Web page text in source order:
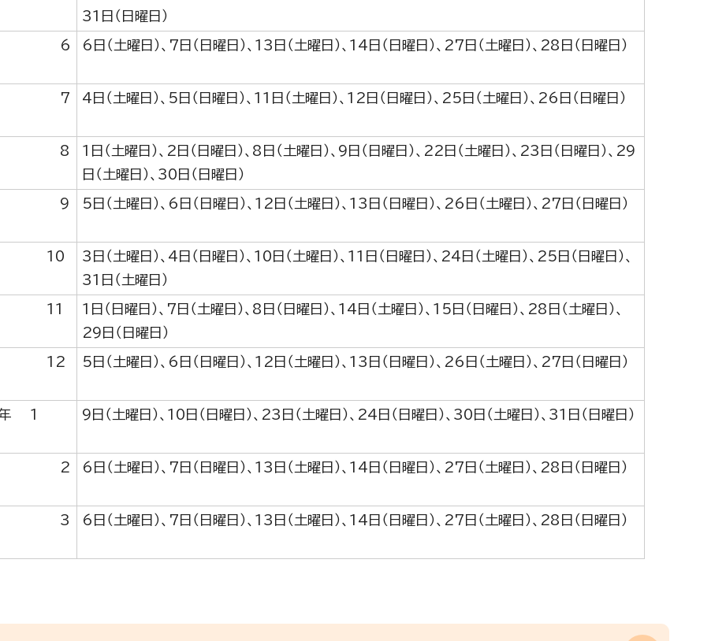
31日（日曜日）
6日（土曜日）、7日（日曜日）、13日（土曜日）、14日（日曜日）、27日（土曜日）、28日（日曜日）
4日（土曜日）、5日（日曜日）、11日（土曜日）、12日（日曜日）、25日（土曜日）、26日（日曜日）
1日（土曜日）、2日（日曜日）、8日（土曜日）、9日（日曜日）、22日（土曜日）、23日（日曜日）、29
日（土曜日）、30日（日曜日）
5日（土曜日）、6日（日曜日）、12日（土曜日）、13日（日曜日）、26日（土曜日）、27日（日曜日）
3日（土曜日）、4日（日曜日）、10日（土曜日）、11日（日曜日）、24日（土曜日）、25日（日曜日）、
31日（土曜日）
1日（日曜日）、7日（土曜日）、8日（日曜日）、14日（土曜日）、15日（日曜日）、28日（土曜日）、
29日（日曜日）
5日（土曜日）、6日（日曜日）、12日（土曜日）、13日（日曜日）、26日（土曜日）、27日（日曜日）
年 1
9日（土曜日）、10日（日曜日）、23日（土曜日）、24日（日曜日）、30日（土曜日）、31日（日曜日）
6日（土曜日）、7日（日曜日）、13日（土曜日）、14日（日曜日）、27日（土曜日）、28日（日曜日）
6日（土曜日）、7日（日曜日）、13日（土曜日）、14日（日曜日）、27日（土曜日）、28日（日曜日）